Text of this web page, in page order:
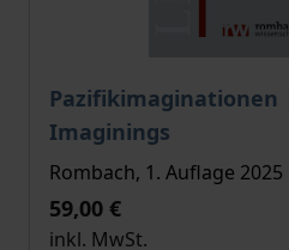
Pazifikimaginationen
Imaginings
Der Preis dieses Titels
Rombach, 1. Auflage 2025
59,00 €
inkl. MwSt.